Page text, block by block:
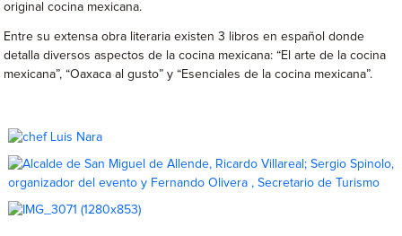
original cocina mexicana.
Entre su extensa obra literaria existen 3 libros en español donde
detalla diversos aspectos de la cocina mexicana: “El arte de la cocina
mexicana”, “Oaxaca al gusto” y “Esenciales de la cocina mexicana”.